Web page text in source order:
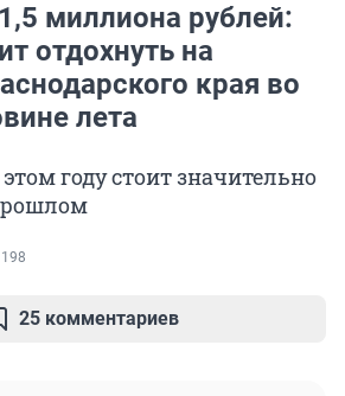
миллиона рублей:
отдохнуть на
края во
лета
году стоит значительно
25 комментариев